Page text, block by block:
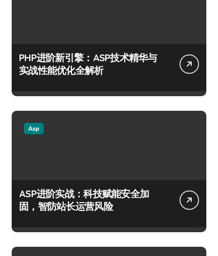
PHP进阶新引擎：ASP技术精华与
实战性能优化全解析
Asp
ASP进阶实战：科技赋能安全加
固，智防站长运营风险